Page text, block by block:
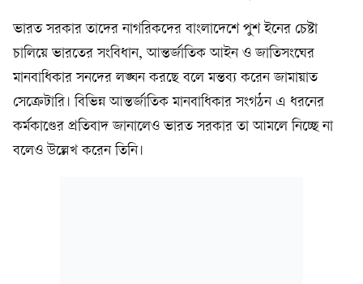
ভারত সরকার তাদের নাগরিকদের বাংলাদেশে পুশ ইনের চেষ্টা
চালিয়ে ভারতের সংবিধান, আন্তর্জাতিক আইন ও জাতিসংঘের
মানবাধিকার সনদের লঙ্ঘন করছে বলে মন্তব্য করেন জামায়াত
সেক্রেটারি। বিভিন্ন আন্তর্জাতিক মানবাধিকার সংগঠন এ ধরনের
কর্মকাণ্ডের প্রতিবাদ জানালেও ভারত সরকার তা আমলে নিচ্ছে না
বলেও উল্লেখ করেন তিনি।